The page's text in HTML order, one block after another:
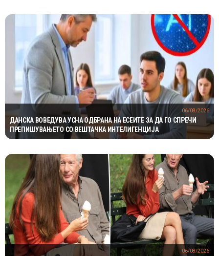
ДАНСКА ВОВЕДУВА УСНА ОДБРАНА НА ЕСЕИТЕ ЗА ДА ГО СПРЕЧИ
ПРЕПИШУВАЊЕТО СО ВЕШТАЧКА ИНТЕЛИГЕНЦИЈА
06/08/2026
06/08/2026